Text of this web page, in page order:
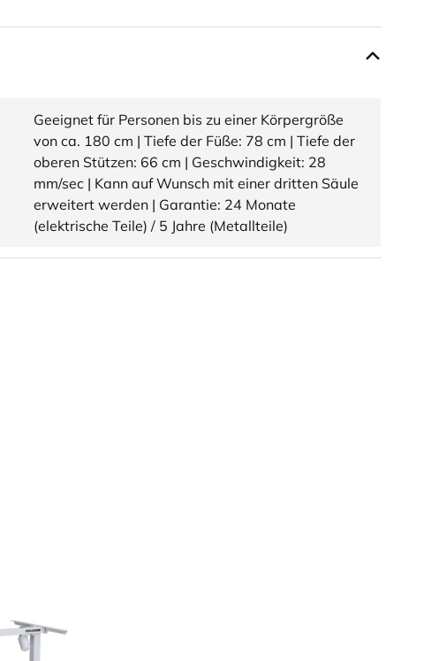
Geeignet für Personen bis zu einer Körpergröße
von ca. 180 cm | Tiefe der Füße: 78 cm | Tiefe der
oberen Stützen: 66 cm | Geschwindigkeit: 28
mm/sec | Kann auf Wunsch mit einer dritten Säule
erweitert werden | Garantie: 24 Monate
(elektrische Teile) / 5 Jahre (Metallteile)